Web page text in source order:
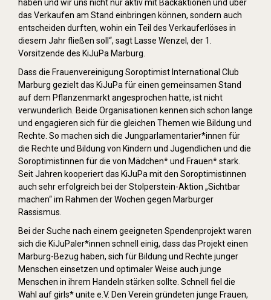
haben und wir uns nicht nur aktiv mit Backaktionen und über
das Verkaufen am Stand einbringen können, sondern auch
entscheiden durften, wohin ein Teil des Verkauferlöses in
diesem Jahr fließen soll“, sagt Lasse Wenzel, der 1.
Vorsitzende des KiJuPa Marburg.
Dass die Frauenvereinigung Soroptimist International Club
Marburg gezielt das KiJuPa für einen gemeinsamen Stand
auf dem Pflanzenmarkt angesprochen hatte, ist nicht
verwunderlich. Beide Organisationen kennen sich schon lange
und engagieren sich für die gleichen Themen wie Bildung und
Rechte. So machen sich die Jungparlamentarier*innen für
die Rechte und Bildung von Kindern und Jugendlichen und die
Soroptimistinnen für die von Mädchen* und Frauen* stark.
Seit Jahren kooperiert das KiJuPa mit den Soroptimistinnen
auch sehr erfolgreich bei der Stolperstein-Aktion „Sichtbar
machen“ im Rahmen der Wochen gegen Marburger
Rassismus.
Bei der Suche nach einem geeigneten Spendenprojekt waren
sich die KiJuPaler*innen schnell einig, dass das Projekt einen
Marburg-Bezug haben, sich für Bildung und Rechte junger
Menschen einsetzen und optimaler Weise auch junge
Menschen in ihrem Handeln stärken sollte. Schnell fiel die
Wahl auf girls* unite e.V. Den Verein gründeten junge Frauen,